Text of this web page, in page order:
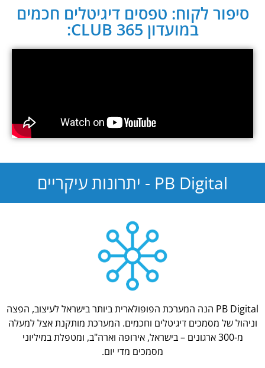
סיפור לקוח: טפסים דיגיטלים חכמים
במועדון CLUB 365:
PB Digital - יתרונות עיקריים
PB Digital הנה המערכת הפופולארית ביותר בישראל לעיצוב, הפצה
וניהול של מסמכים דיגיטלים וחכמים. המערכת מותקנת אצל למעלה
מ-300 ארגונים – בישראל, אירופה וארה"ב, ומטפלת במיליוני
מסמכים מדי יום.